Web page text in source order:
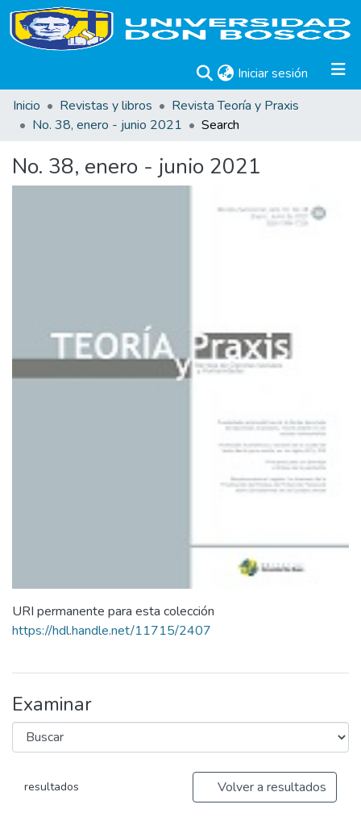
Iniciar sesión (current)
Inicio
Revistas y libros
Revista Teoría y Praxis
No. 38, enero - junio 2021
Search
No. 38, enero - junio 2021
URI permanente para esta colección
https://hdl.handle.net/11715/2407
Examinar
resultados Volver a resultados